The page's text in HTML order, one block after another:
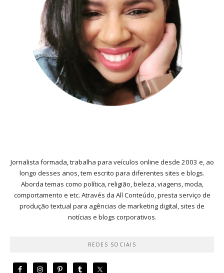
Jornalista formada, trabalha para veículos online desde 2003 e, ao
longo desses anos, tem escrito para diferentes sites e blogs.
Aborda temas como política, religião, beleza, viagens, moda,
comportamento e etc. Através da All Conteúdo, presta serviço de
produção textual para agências de marketing digital, sites de
notícias e blogs corporativos.
REDES SOCIAIS